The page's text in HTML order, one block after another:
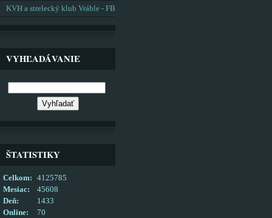
KVH a strelecký klub Vráble - FB
VYHĽADÁVANIE
ŠTATISTIKY
Online: 70
Celkom:
4125785
Mesiac:
45608
Deň:
1433